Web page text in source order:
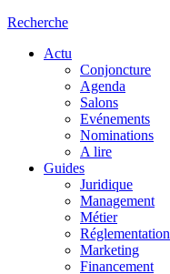
Recherche
Actu
Conjoncture
Agenda
Salons
Evénements
Nominations
A lire
Guides
Juridique
Management
Métier
Réglementation
Marketing
Financement